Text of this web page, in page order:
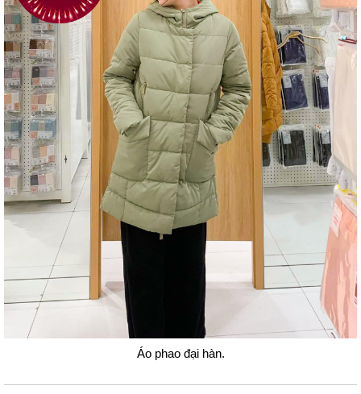
Áo phao đại hàn.